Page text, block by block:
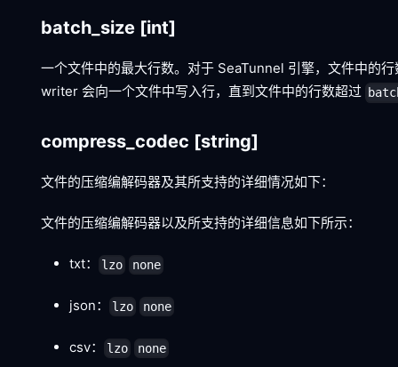
batch_size [int]
一个文件中的最大行数。对于 SeaTunnel 引擎，文件中的
writer 会向一个文件中写入行，直到文件中的行数超过
compress_codec [string]
文件的压缩编解码器及其所支持的详细情况如下：
文件的压缩编解码器以及所支持的详细信息如下所示：
txt： lzo none
json： lzo none
csv： lzo none